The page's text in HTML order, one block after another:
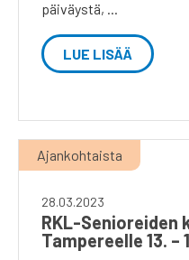
päiväystä, ...
LUE LISÄÄ
Ajankohtaista
28.03.2023
RKL-Senioreiden
Tampereelle 13. –